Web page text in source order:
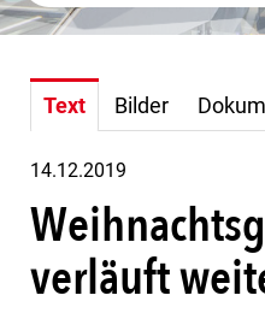
Text Bilder
14.12.2019
verläuft